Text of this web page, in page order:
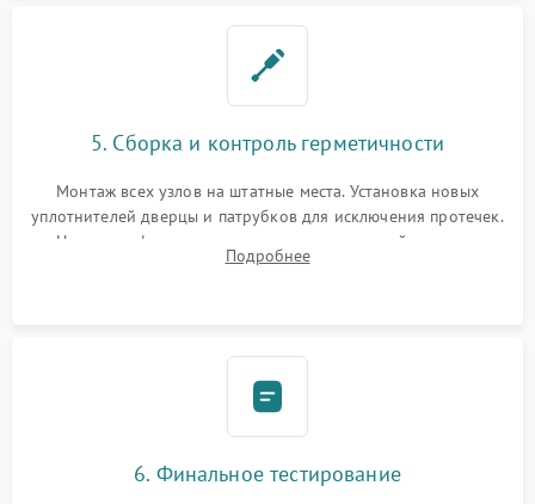
5. Сборка и контроль герметичности
Монтаж всех узлов на штатные места. Установка новых
уплотнителей дверцы и патрубков для исключения протечек.
Надежная фиксация хомутов гидравлической системы,
сборка корпуса и установка датчика поплавка.
Подробнее
6. Финальное тестирование